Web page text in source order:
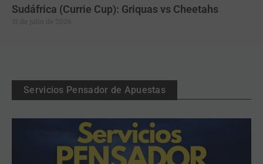
Sudáfrica (Currie Cup): Griquas vs Cheetahs
Servicios Pensador de Apuestas